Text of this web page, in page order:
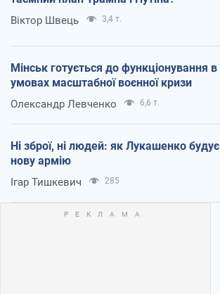
Віктор Швець 3,4 т.
Мінськ готується до функціонування в
умовах масштабної воєнної кризи
Олександр Левченко 6,6 т.
Ні зброї, ні людей: як Лукашенко будує
нову армію
Ігар Тишкевич 285